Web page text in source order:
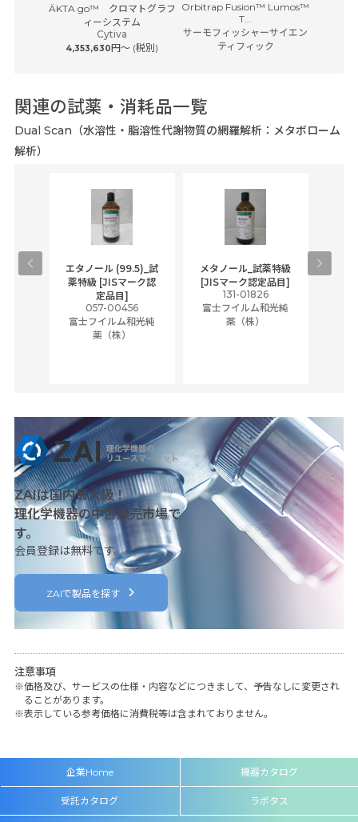
ÄKTA go™ クロマトグラフ
ィーシステム
Cytiva
4,353,630円〜 (税別)
Orbitrap Fusion™ Lumos™
T...
サーモフィッシャーサイエン
ティフィック
関連の試薬・消耗品一覧
Dual Scan（水溶性・脂溶性代謝物質の網羅解析：メタボローム
解析）
エタノール (99.5)_試
薬特級 [JISマーク認
定品目]
057-00456
富士フイルム和光純
薬（株）
メタノール_試薬特級
[JISマーク認定品目]
131-01826
富士フイルム和光純
薬（株）
ZAIは国内最大級！
理化学機器の中古販売市場で
す。
会員登録は無料です。
ZAIで製品を探す
注意事項
価格及び、サービスの仕様・内容などにつきまして、予告なしに変更され
ることがあります。
表示している参考価格に消費税等は含まれておりません。
企業Home 機器カタログ
受託カタログ ラボタス